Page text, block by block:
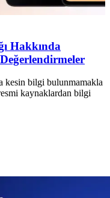
Hakkında
kesin bilgi bulunmamakla
kaynaklardan bilgi